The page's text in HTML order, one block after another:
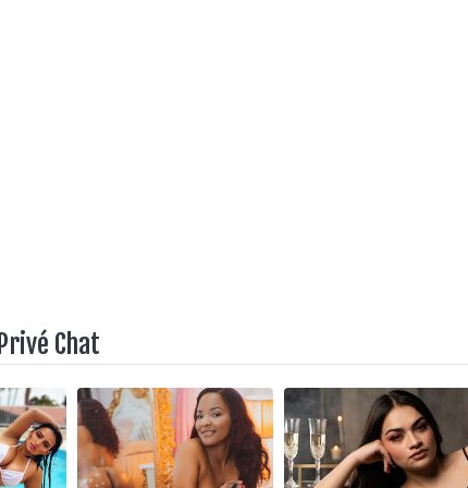
Privé Chat